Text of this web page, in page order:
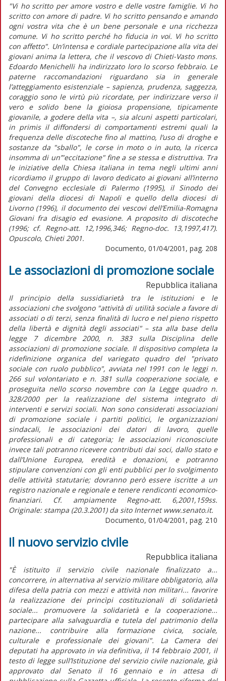
"Vi ho scritto per amore vostro e delle vostre famiglie. Vi ho
scritto con amore di padre. Vi ho scritto pensando e amando
ogni vostra vita che è un bene personale e una ricchezza
comune. Vi ho scritto perché ho fiducia in voi. Vi ho scritto
con affetto". Un’intensa e cordiale partecipazione alla vita dei
giovani anima la lettera, che il vescovo di Chieti-Vasto mons.
Edoardo Menichelli ha indirizzato loro lo scorso febbraio. Le
paterne raccomandazioni riguardano sia in generale
l’atteggiamento esistenziale – sapienza, prudenza, saggezza,
coraggio sono le virtù più ricordate, per indirizzare verso il
vero e solido bene la gioiosa propensione, tipicamente
giovanile, a godere della vita –, sia alcuni aspetti particolari,
in primis il diffondersi di comportamenti estremi quali la
frequenza delle discoteche fino al mattino, l’uso di droghe e
sostanze da "sballo", le corse in moto o in auto, la ricerca
insomma di un’"eccitazione" fine a se stessa e distruttiva. Tra
le iniziative della Chiesa italiana in tema negli ultimi anni
ricordiamo il gruppo di lavoro dedicato ai giovani all’interno
del Convegno ecclesiale di Palermo (1995), il Sinodo dei
giovani della diocesi di Napoli e quello della diocesi di
Livorno (1996), il documento dei vescovi dell’Emilia-Romagna
Giovani fra disagio ed evasione. A proposito di discoteche
(1996; cf. Regno-att. 12,1996,346; Regno-doc. 13,1997,417).
Opuscolo, Chieti 2001.
Documento, 01/04/2001, pag. 208
Le associazioni di promozione sociale
Repubblica italiana
Il principio della sussidiarietà tra le istituzioni e le
associazioni che svolgono "attività di utilità sociale a favore di
associati o di terzi, senza finalità di lucro e nel pieno rispetto
della libertà e dignità degli associati" – sta alla base della
legge 7 dicembre 2000, n. 383 sulla Disciplina delle
associazioni di promozione sociale. Il dispositivo completa la
ridefinizione organica del variegato quadro del "privato
sociale con ruolo pubblico", avviata nel 1991 con le leggi n.
266 sul volontariato e n. 381 sulla cooperazione sociale, e
proseguita nello scorso novembre con la Legge quadro n.
328/2000 per la realizzazione del sistema integrato di
interventi e servizi sociali. Non sono considerati associazioni
di promozione sociale i partiti politici, le organizzazioni
sindacali, le associazioni dei datori di lavoro, quelle
professionali e di categoria; le associazioni riconosciute
invece tali potranno ricevere contributi dai soci, dallo stato e
dall’Unione Europea, eredità e donazioni, e potranno
stipulare convenzioni con gli enti pubblici per lo svolgimento
delle attività statutarie; dovranno però essere iscritte a un
registro nazionale e regionale e tenere rendiconti economico-
finanziari. Cf. ampiamente Regno-att. 6,2001,159ss.
Originale: stampa (20.3.2001) da sito Internet www.senato.it.
Documento, 01/04/2001, pag. 210
Il nuovo servizio civile
Repubblica italiana
"È istituito il servizio civile nazionale finalizzato a...
concorrere, in alternativa al servizio militare obbligatorio, alla
difesa della patria con mezzi e attività non militari... favorire
la realizzazione dei princìpi costituzionali di solidarietà
sociale... promuovere la solidarietà e la cooperazione...
partecipare alla salvaguardia e tutela del patrimonio della
nazione... contribuire alla formazione civica, sociale,
culturale e professionale dei giovani". La Camera dei
deputati ha approvato in via definitiva, il 14 febbraio 2001, il
testo di legge sull’Istituzione del servizio civile nazionale, già
approvato dal Senato il 16 gennaio e in attesa di